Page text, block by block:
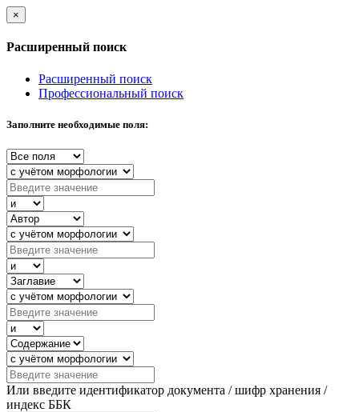
×
Расширенный поиск
Расширенный поиск
Профессиональный поиск
Заполните необходимые поля:
Или введите идентификатор документа / шифр хранения /
индекс ББК